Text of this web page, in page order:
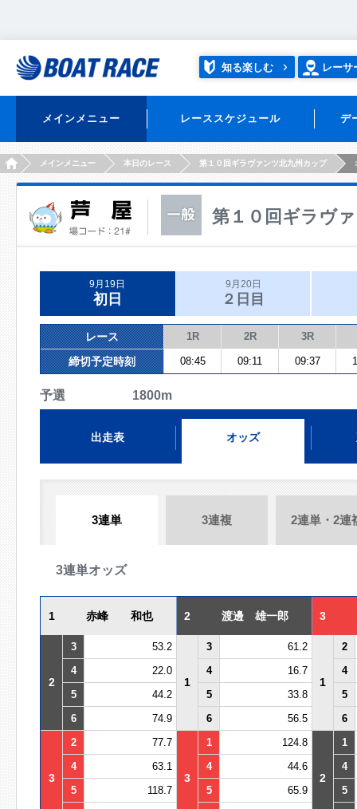
知る楽しむ レーサ
メインメニュー レーススケジュール デ
HOMEメインメニュー 本日のレース 第１０回ギラヴァンツ北九州カップ
第１０回ギラヴ
9月19日
初日
9月20日
２日目
レース 1R 2R 3R
締切予定時刻 08:45 09:11 09:37
予選 1800m
出走表 オッズ
3連単 3連複 2連単・2連
3連単オッズ
1 赤峰 和也 2 渡邊 雄一郎 3
2
3 53.2
1
3 61.2
1
2
4
22.0 4 16.7
4
5
44.2 5 33.8
5
6
74.9 6 56.5 6
3
2 77.7
3
1 124.8
2
1
4
63.1 4 44.6
4
5
118.7 5 65.9
5